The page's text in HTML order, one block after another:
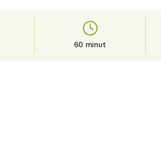
60 minut